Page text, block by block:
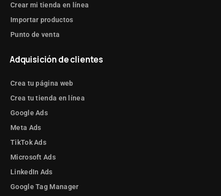
Crear mi tienda en línea
Importar productos
Punto de venta
Adquisición de clientes
Crea tu página web
Crea tu tienda en línea
Google Ads
Meta Ads
TikTok Ads
Microsoft Ads
LinkedIn Ads
Google Tag Manager